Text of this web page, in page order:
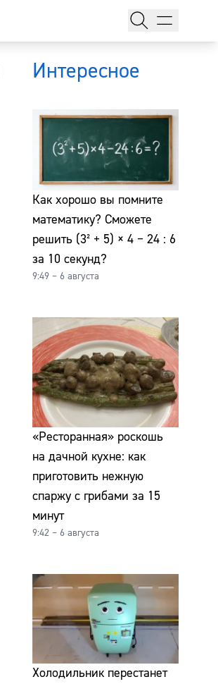
Интересное
Как хорошо вы помните
математику? Сможете
решить (3² + 5) × 4 − 24 : 6
за 10 секунд?
9:49 – 6 августа
«Ресторанная» роскошь
на дачной кухне: как
приготовить нежную
спаржу с грибами за 15
минут
9:42 – 6 августа
Холодильник перестанет